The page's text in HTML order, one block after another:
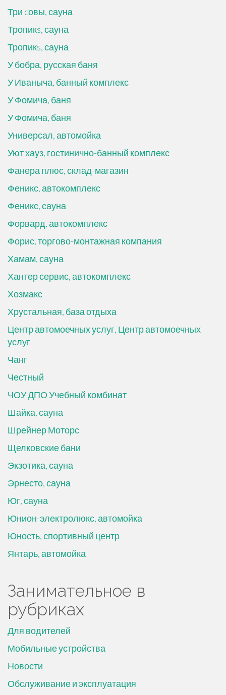
Три cовы, сауна
Тропикs, сауна
Тропикs, сауна
У бобра, русская баня
У Иваныча, банный комплекс
У Фомича, баня
У Фомича, баня
Универсал, автомойка
Уют хауз, гостинично-банный комплекс
Фанера плюс, склад-магазин
Феникс, автокомплекс
Феникс, сауна
Форвард, автокомплекс
Форис, торгово-монтажная компания
Хамам, сауна
Хантер сервис, автокомплекс
Хозмакс
Хрустальная, база отдыха
Центр автомоечных услуг, Центр автомоечных
услуг
Чанг
Честный
ЧОУ ДПО Учебный комбинат
Шайка, сауна
Шрейнер Моторс
Щелковские бани
Экзотика, сауна
Эрнесто, сауна
Юг, сауна
Юнион-электролюкс, автомойка
Юность, спортивный центр
Янтарь, автомойка
Занимательное в
рубриках
Для водителей
Мобильные устройства
Новости
Обслуживание и эксплуатация